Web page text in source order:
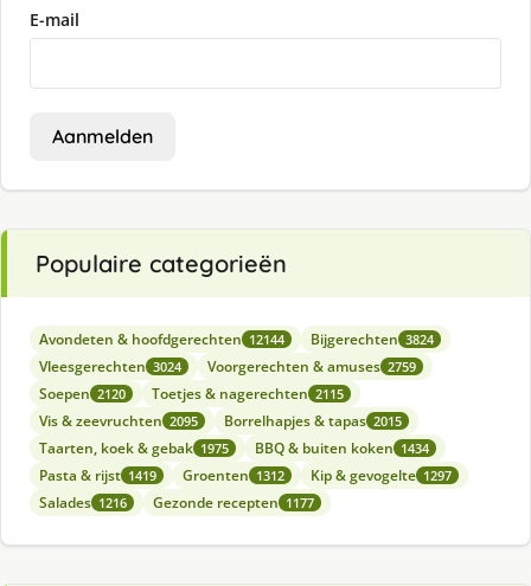
E-mail
Aanmelden
Populaire categorieën
Avondeten & hoofdgerechten 12144 Bijgerechten 3824
Vleesgerechten 3024 Voorgerechten & amuses 2759
Soepen 2120 Toetjes & nagerechten 2115
Vis & zeevruchten 2095 Borrelhapjes & tapas 2015
Taarten, koek & gebak 1975 BBQ & buiten koken 1434
Pasta & rijst 1419 Groenten 1312 Kip & gevogelte 1297
Salades 1216 Gezonde recepten 1177